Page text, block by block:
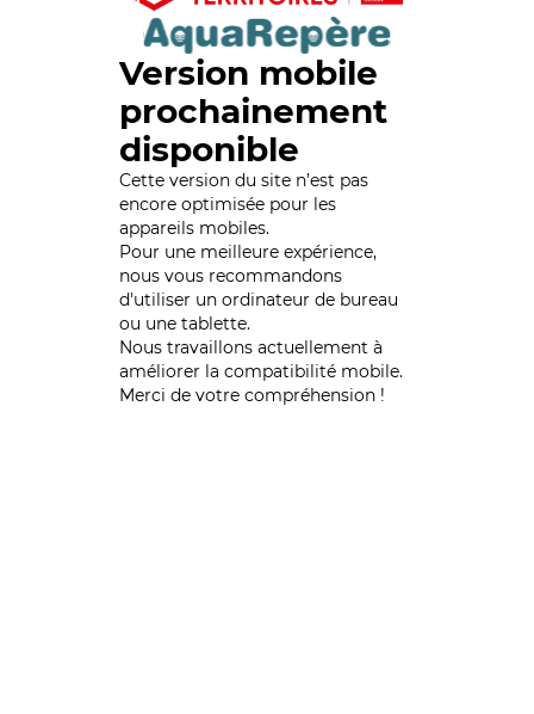
Version mobile
prochainement
disponible
Cette version du site n’est pas
encore optimisée pour les
appareils mobiles.
Pour une meilleure expérience,
nous vous recommandons
d'utiliser un ordinateur de bureau
ou une tablette.
Nous travaillons actuellement à
améliorer la compatibilité mobile.
Merci de votre compréhension !